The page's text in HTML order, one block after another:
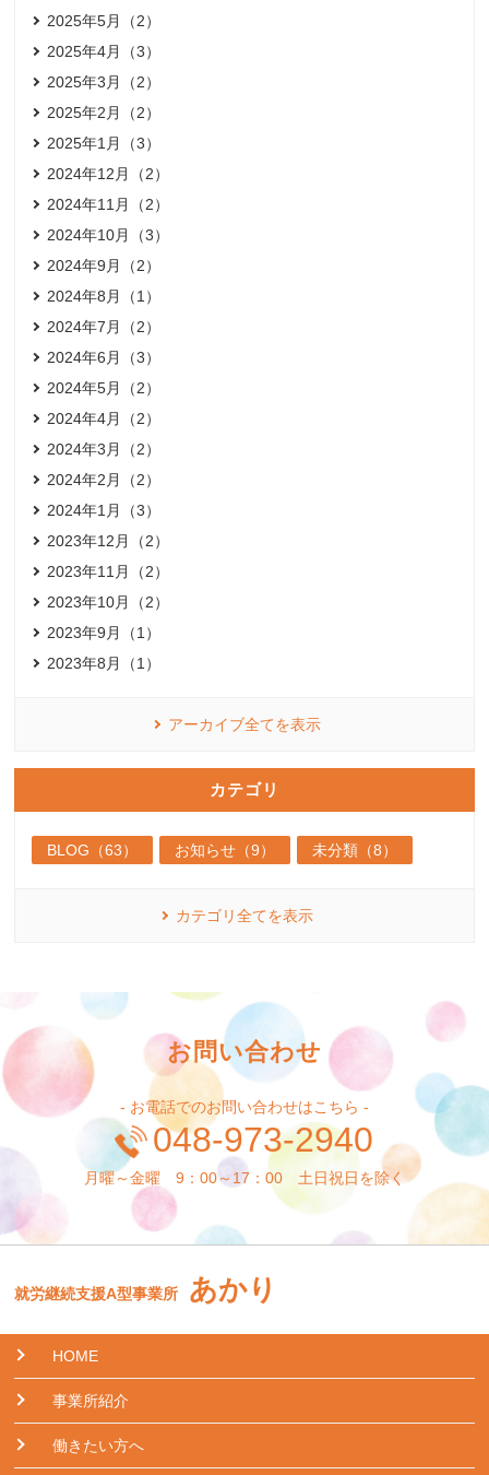
2025年5月（2）
2025年4月（3）
2025年3月（2）
2025年2月（2）
2025年1月（3）
2024年12月（2）
2024年11月（2）
2024年10月（3）
2024年9月（2）
2024年8月（1）
2024年7月（2）
2024年6月（3）
2024年5月（2）
2024年4月（2）
2024年3月（2）
2024年2月（2）
2024年1月（3）
2023年12月（2）
2023年11月（2）
2023年10月（2）
2023年9月（1）
2023年8月（1）
アーカイブ全てを表示
カテゴリ
BLOG（63） お知らせ（9） 未分類（8）
カテゴリ全てを表示
お問い合わせ
- お電話でのお問い合わせはこちら -
048-973-2940
月曜～金曜 9：00～17：00 土日祝日を除く
就労継続支援A型事業所 あかり
HOME
事業所紹介
働きたい方へ